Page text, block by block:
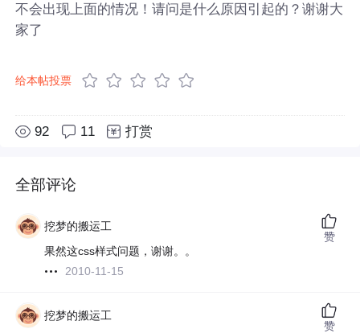
不会出现上面的情况！请问是什么原因引起的？谢谢大
家了
给本帖投票
92 11 打赏
全部评论
挖梦的搬运工
果然这css样式问题，谢谢。。
2010-11-15
赞
挖梦的搬运工
赞